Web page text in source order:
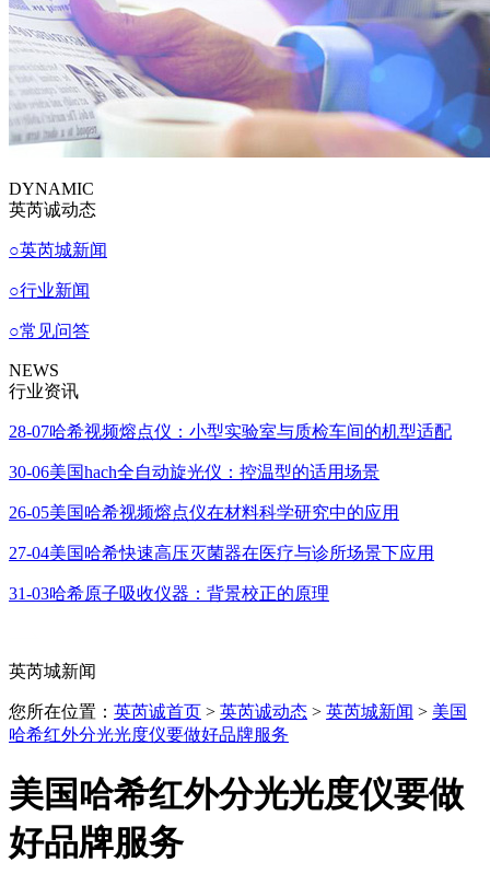
DYNAMIC
英芮诚动态
○英芮城新闻
○行业新闻
○常见问答
NEWS
行业资讯
28-07哈希视频熔点仪：小型实验室与质检车间的机型适配
30-06美国hach全自动旋光仪：控温型的适用场景
26-05美国哈希视频熔点仪在材料科学研究中的应用
27-04美国哈希快速高压灭菌器在医疗与诊所场景下应用
31-03哈希原子吸收仪器：背景校正的原理
英芮城新闻
您所在位置： 英芮诚首页 > 英芮诚动态 > 英芮城新闻 > 美国
哈希红外分光光度仪要做好品牌服务
美国哈希红外分光光度仪要做
好品牌服务